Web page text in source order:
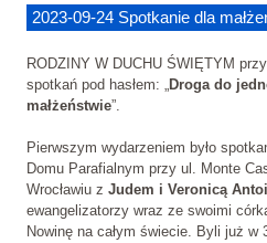
2023-09-24 Spotkanie dla
RODZINY W DUCHU ŚWIĘTYM
spotkań pod hasłem: „Droga do
małżeństwie”.
Pierwszym wydarzeniem było
Domu Parafialnym przy ul. Monte
Wrocławiu z Judem i Veronicą
ewangelizatorzy wraz ze swoimi
Nowinę na całym świecie. Byli już w